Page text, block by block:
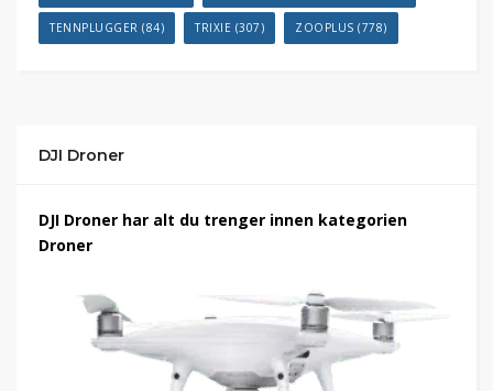
TENNPLUGGER (84) TRIXIE (307) ZOOPLUS (778)
DJI Droner
DJI Droner har alt du trenger innen kategorien
Droner